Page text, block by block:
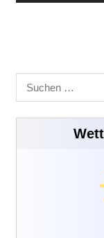
Suchen
nach: